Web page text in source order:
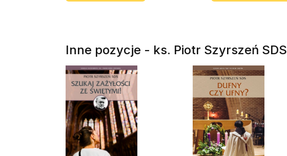
Inne pozycje - ks. Piotr Szyrszeń SDS